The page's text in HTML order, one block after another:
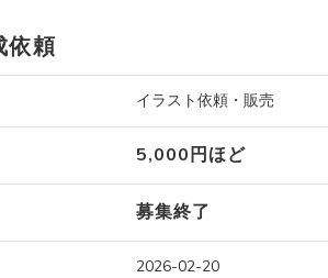
依頼
イラスト依頼・販売
5,000円ほど
募集終了
2026-02-20